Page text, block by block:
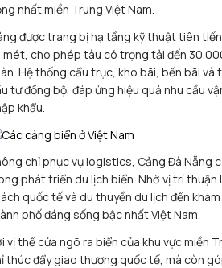
nhất miền Trung Việt Nam.
được trang bị hạ tầng kỹ thuật tiên
mét, cho phép tàu có trọng tải đến
Hệ thống cẩu trục, kho bãi, bến bãi và
tư đồng bộ, đáp ứng hiệu quả nhu cầu
khẩu.
chỉ phục vụ logistics, Cảng Đà Nẵng
phát triển du lịch biển. Nhờ vị trí thuận
quốc tế và du thuyền du lịch đến
phố đáng sống bậc nhất Việt Nam.
vị thế cửa ngõ ra biển của khu vực miền
thúc đẩy giao thương quốc tế, mà còn